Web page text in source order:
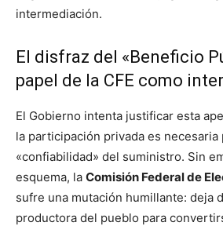
intermediación.
El disfraz del «Beneficio
papel de la CFE como
El Gobierno intenta justificar esta
la participación privada es necesaria
«confiabilidad» del suministro. Sin
esquema, la Comisión Federal de
sufre una mutación humillante: deja
productora del pueblo para